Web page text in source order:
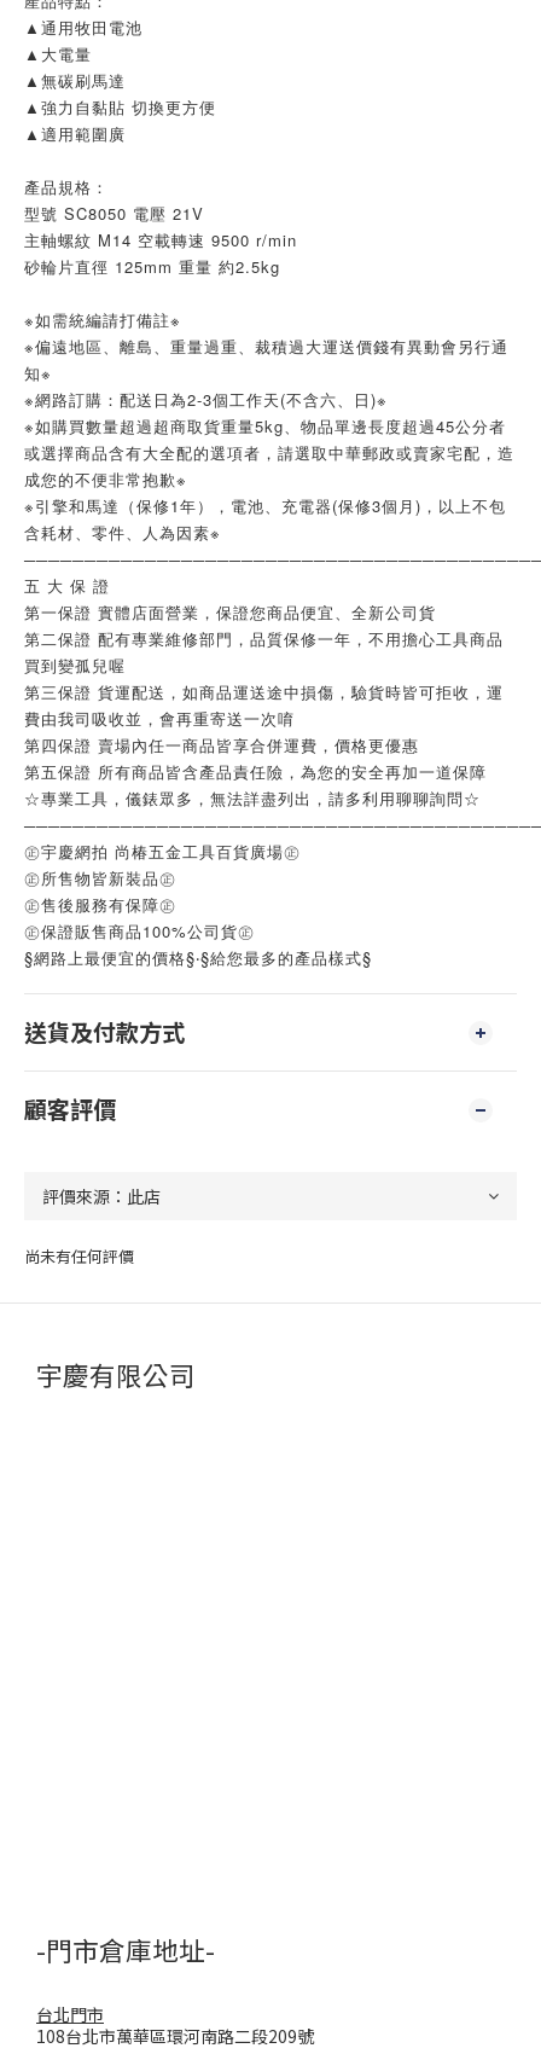
▲通用牧田電池
▲大電量
▲無碳刷馬達
▲強力自黏貼 切換更方便
▲適用範圍廣
產品規格：
型號 SC8050 電壓 21V
主軸螺紋 M14 空載轉速 9500 r/min
砂輪片直徑 125mm 重量 約2.5kg
※如需統編請打備註※
※偏遠地區、離島、重量過重、裁積過大運送價錢有異動會另行通
知※
※網路訂購：配送日為2-3個工作天(不含六、日)※
※如購買數量超過超商取貨重量5kg、物品單邊長度超過45公分者
或選擇商品含有大全配的選項者，請選取中華郵政或賣家宅配，造
成您的不便非常抱歉※
※引擎和馬達（保修1年），電池、充電器(保修3個月)，以上不包
含耗材、零件、人為因素※
五 大 保 證
第一保證 實體店面營業，保證您商品便宜、全新公司貨
第二保證 配有專業維修部門，品質保修一年，不用擔心工具商品
買到變孤兒喔
第三保證 貨運配送，如商品運送途中損傷，驗貨時皆可拒收，運
費由我司吸收並，會再重寄送一次唷
第四保證 賣場內任一商品皆享合併運費，價格更優惠
第五保證 所有商品皆含產品責任險，為您的安全再加一道保障
☆專業工具，儀錶眾多，無法詳盡列出，請多利用聊聊詢問☆
㊣宇慶網拍 尚椿五金工具百貨廣場㊣
㊣所售物皆新裝品㊣
㊣售後服務有保障㊣
㊣保證販售商品100%公司貨㊣
§網路上最便宜的價格§‧§給您最多的產品樣式§
送貨及付款方式
顧客評價
尚未有任何評價
宇慶有限公司
-門市倉庫地址-
台北門市
108台北市萬華區環河南路二段209號